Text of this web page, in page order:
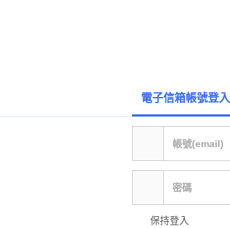
電子信箱帳號登入
保持登入